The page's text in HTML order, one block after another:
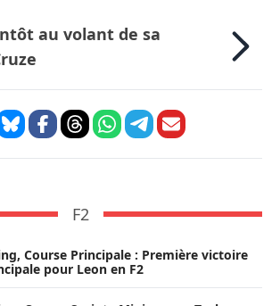
au volant de sa
F2
Course Principale : Première victoire
pour Leon en F2